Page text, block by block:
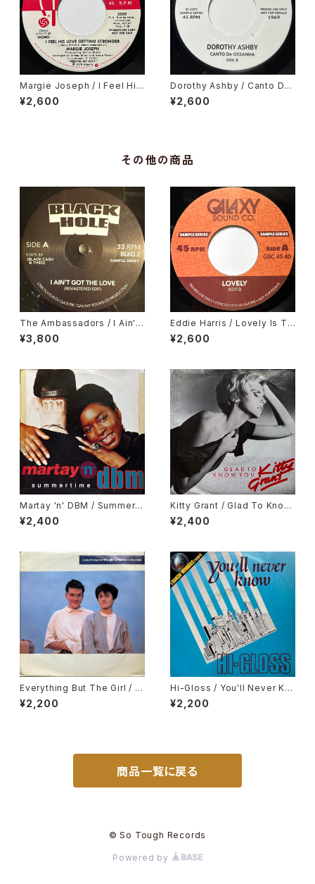
Margie Joseph / I Feel His
Love Getting Stronger
¥2,600
Dorothy Ashby / Canto De
Ossanha, Cause I Need It
¥2,600
その他の商品
The Ambassadors / I Ain't
Got The Love, Nancy Hollo
way / Hurts So Bad
¥3,800
Eddie Harris / Lovely Is To
day, Deodato / September
13
¥2,600
Martay 'n' DBM / Summerti
me
¥2,400
Kitty Grant / Glad To Know
You
¥2,400
Everything But The Girl / T
hese Early Days
¥2,200
Hi-Gloss / You'll Never Kn
ow
¥2,200
商品一覧に戻る
© So Tough Records
Powered by